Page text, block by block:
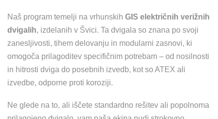
Naš program temelji na vrhunskih GIS električnih verižnih
dvigalih, izdelanih v Švici. Ta dvigala so znana po svoji
zanesljivosti, tihem delovanju in modularni zasnovi, ki
omogoča prilagoditev specifičnim potrebam – od nosilnosti
in hitrosti dviga do posebnih izvedb, kot so ATEX ali
izvedbe, odporne proti koroziji.
Ne glede na to, ali iščete standardno rešitev ali popolnoma